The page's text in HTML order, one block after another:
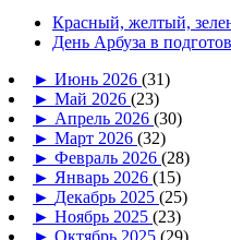
Красный, желтый,
День Арбуза в
► Июнь 2026 (31)
► Май 2026 (23)
► Апрель 2026 (30)
► Март 2026 (32)
► Февраль 2026 (28)
► Январь 2026 (15)
► Декабрь 2025 (25)
► Ноябрь 2025 (23)